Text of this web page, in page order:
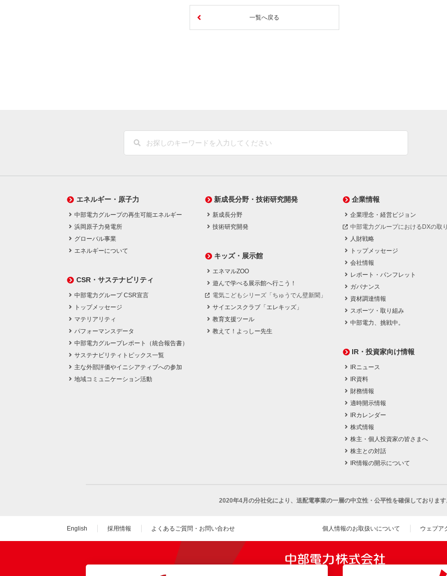
一覧へ戻る
エネルギー・原子力
中部電力グループの再生可能エネルギー
浜岡原子力発電所
グローバル事業
エネルギーについて
CSR・サステナビリティ
中部電力グループ CSR宣言
トップメッセージ
マテリアリティ
パフォーマンスデータ
中部電力グループレポート（統合報告書）
サステナビリティトピックス一覧
主な外部評価やイニシアティブへの参加
地域コミュニケーション活動
新成長分野・技術研究開発
新成長分野
技術研究開発
キッズ・展示館
エネマルZOO
遊んで学べる展示館へ行こう！
電気こどもシリーズ「ちゅうでん壁新聞」
サイエンスクラブ「エレキッズ」
教育支援ツール
教えて！よっしー先生
企業情報
企業理念・経営ビジョン
中部電力グループにおけるDXの取
人財戦略
トップメッセージ
会社情報
レポート・パンフレット
ガバナンス
資材調達情報
スポーツ・取り組み
中部電力、挑戦中。
IR・投資家向け情報
IRニュース
IR資料
財務情報
適時開示情報
IRカレンダー
株式情報
株主・個人投資家の皆さまへ
株主との対話
IR情報の開示について
2020年4月の分社化により、 送配電事業の一層の中立性・公平性を確保しております
English 採用情報 よくあるご質問・お問い合わせ 個人情報のお取扱いについて ウェブア